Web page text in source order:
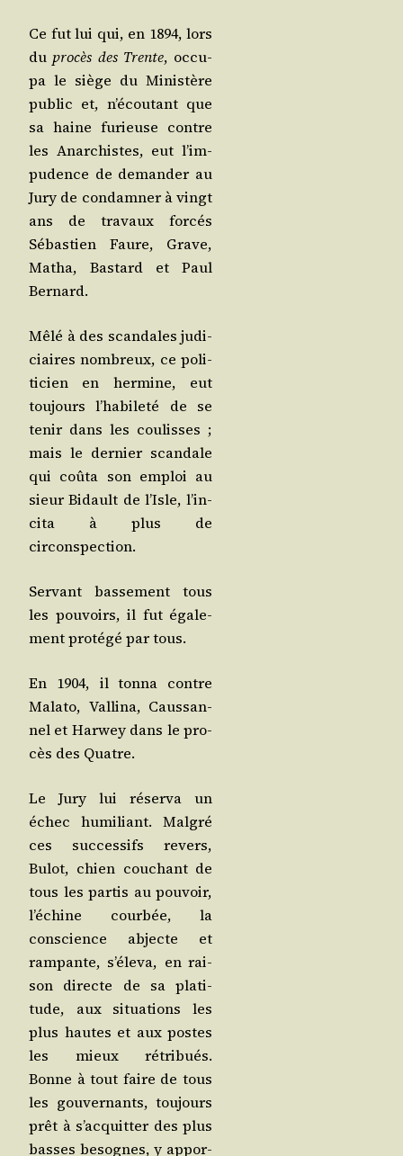
Ce fut lui qui, en 1894, lors
du pro­cès des Trente, occu­
pa le siège du Minis­tère
public et, n’é­cou­tant que
sa haine furieuse contre
les Anar­chistes, eut l’im­
pu­dence de deman­der au
Jury de condam­ner à vingt
ans de tra­vaux for­cés
Sébas­tien Faure, Grave,
Matha, Bas­tard et Paul
Bernard.
Mêlé à des scan­dales judi­
ciaires nom­breux, ce poli­
ti­cien en her­mine, eut
tou­jours l’ha­bi­le­té de se
tenir dans les cou­lisses ;
mais le der­nier scan­dale
qui coû­ta son emploi au
sieur Bidault de l’Isle, l’in­
ci­ta à plus de
circonspection.
Ser­vant bas­se­ment tous
les pou­voirs, il fut éga­le­
ment pro­té­gé par tous.
En 1904, il ton­na contre
Mala­to, Val­li­na, Caus­san­
nel et Har­wey dans le pro­
cès des Quatre.
Le Jury lui réser­va un
échec humi­liant. Mal­gré
ces suc­ces­sifs revers,
Bulot, chien cou­chant de
tous les par­tis au pou­voir,
l’é­chine cour­bée, la
conscience abjecte et
ram­pante, s’é­le­va, en rai­
son directe de sa pla­ti­
tude, aux situa­tions les
plus hautes et aux postes
les mieux rétri­bués.
Bonne à tout faire de tous
les gou­ver­nants, tou­jours
prêt à s’ac­quit­ter des plus
basses besognes, y appor­